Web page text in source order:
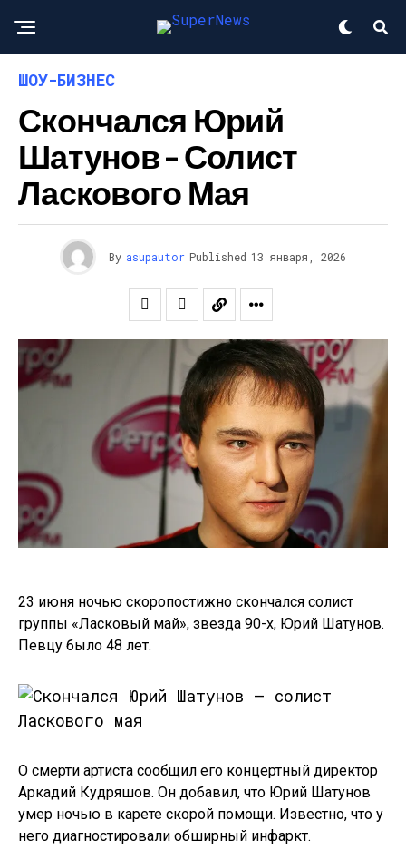
ШОУ-БИЗНЕС
Скончался Юрий
Шатунов – Солист
Ласкового Мая
By asupautor Published 13 января, 2026
23 июня ночью скоропостижно скончался солист
группы «Ласковый май», звезда 90-х, Юрий Шатунов.
Певцу было 48 лет.
О смерти артиста сообщил его концертный директор
Аркадий Кудряшов. Он добавил, что Юрий Шатунов
умер ночью в карете скорой помощи. Известно, что у
него диагностировали обширный инфаркт.